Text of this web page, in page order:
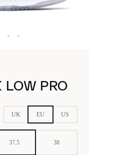
LOW PRO
UK EU US
37.5 38